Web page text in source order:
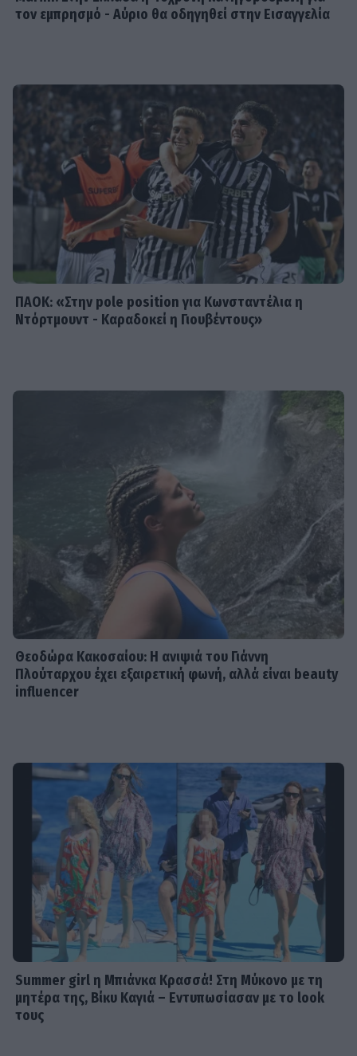
της πρεμιέρας
SHOWBIZ
Κρατερός Κατσούλης: «Δεν υπάρχει
πολύς χρόνος για προσωπική ζωή»
τον εμπρησμό - Αύριο θα οδηγηθεί στην Εισαγγελία
ΠΑΟΚ: «Στην pole position για Κωνσταντέλια η
Ντόρτμουντ - Καραδοκεί η Γιουβέντους»
Θεοδώρα Κακοσαίου: Η ανιψιά του Γιάννη
Πλούταρχου έχει εξαιρετική φωνή, αλλά είναι beauty
influencer
Summer girl η Μπιάνκα Κρασσά! Στη Μύκονο με τη
μητέρα της, Βίκυ Καγιά – Εντυπωσίασαν με το look
τους